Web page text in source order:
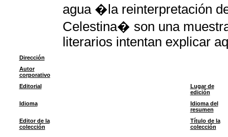
agua �la reinterpretación
Celestina� son una
literarios intentan explicar
Dirección
Autor
corporativo
Editorial
Lugar de
edición
Idioma
Idioma del
resumen
Editor de la
colección
Título de la
colección